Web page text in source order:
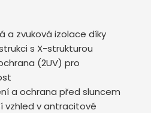
a zvuková izolace díky
s X-strukturou
(2UV) pro
a ochrana před sluncem
vzhled v antracitové